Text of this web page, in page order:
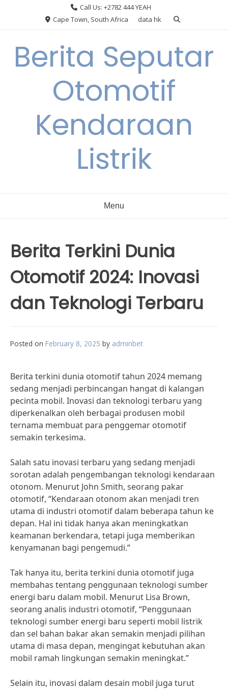
Call Us: +2782 444 YEAH
Cape Town, South Africa
data hk
Berita Seputar
Otomotif
Kendaraan
Listrik
Menu
Berita Terkini Dunia
Otomotif 2024: Inovasi
dan Teknologi Terbaru
Posted on February 8, 2025 by adminbet
Berita terkini dunia otomotif tahun 2024 memang
sedang menjadi perbincangan hangat di kalangan
pecinta mobil. Inovasi dan teknologi terbaru yang
diperkenalkan oleh berbagai produsen mobil
ternama membuat para penggemar otomotif
semakin terkesima.
Salah satu inovasi terbaru yang sedang menjadi
sorotan adalah pengembangan teknologi kendaraan
otonom. Menurut John Smith, seorang pakar
otomotif, “Kendaraan otonom akan menjadi tren
utama di industri otomotif dalam beberapa tahun ke
depan. Hal ini tidak hanya akan meningkatkan
keamanan berkendara, tetapi juga memberikan
kenyamanan bagi pengemudi.”
Tak hanya itu, berita terkini dunia otomotif juga
membahas tentang penggunaan teknologi sumber
energi baru dalam mobil. Menurut Lisa Brown,
seorang analis industri otomotif, “Penggunaan
teknologi sumber energi baru seperti mobil listrik
dan sel bahan bakar akan semakin menjadi pilihan
utama di masa depan, mengingat kebutuhan akan
mobil ramah lingkungan semakin meningkat.”
Selain itu, inovasi dalam desain mobil juga turut